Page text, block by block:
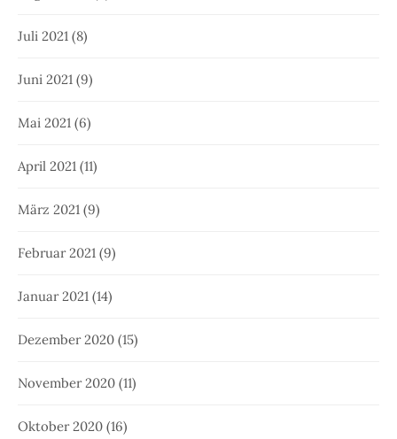
Juli 2021 (8)
Juni 2021 (9)
Mai 2021 (6)
April 2021 (11)
März 2021 (9)
Februar 2021 (9)
Januar 2021 (14)
Dezember 2020 (15)
November 2020 (11)
Oktober 2020 (16)